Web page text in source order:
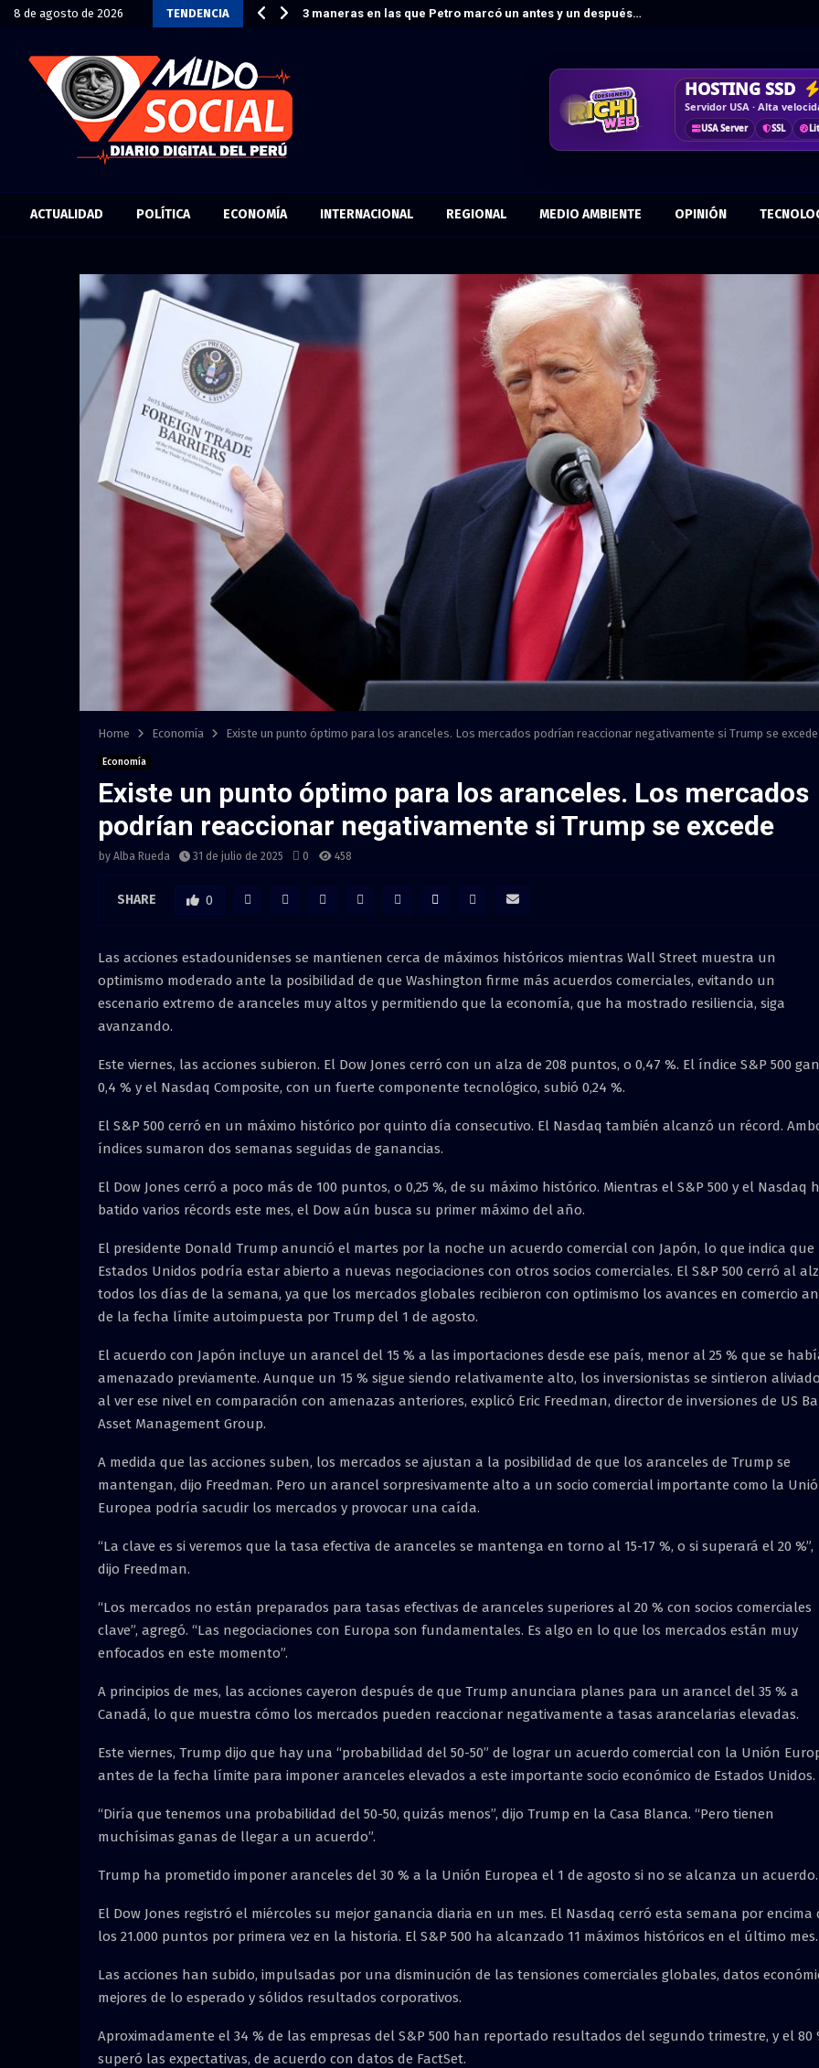
8 de agosto de 2026 TENDENCIA
que Rusia vuelve a enviar… 3 maneras en las que Petro marcó un antes y un después…
HOSTING SSD
Servidor USA · Alta
USA Server SSL
DISEÑO WEB
Vende más por internet ·
Responsive
CRM &
Control · Automatiza ·
KPIs Datos Flujos
CORREO
Más confianza · Marca
Tu dominio Antispam
ACTUALIDAD POLÍTICA ECONOMÍA INTERNACIONAL REGIONAL MEDIO AMBIENTE OPINIÓN
Home Economía Existe un punto óptimo para los aranceles. Los mercados podrían reaccionar negativamente si Trump se excede
Economía
Existe un punto óptimo para los aranceles. Los mercados
podrían reaccionar negativamente si Trump se excede
by Alba Rueda 31 de julio de 2025 0 458
SHARE 0
Las acciones estadounidenses se mantienen cerca de máximos históricos mientras Wall Street muestra un
optimismo moderado ante la posibilidad de que Washington firme más acuerdos comerciales, evitando un
escenario extremo de aranceles muy altos y permitiendo que la economía, que ha mostrado resiliencia, siga
avanzando.
Este viernes, las acciones subieron. El Dow Jones cerró con un alza de 208 puntos, o 0,47 %. El índice S&P 500
0,4 % y el Nasdaq Composite, con un fuerte componente tecnológico, subió 0,24 %.
El S&P 500 cerró en un máximo histórico por quinto día consecutivo. El Nasdaq también alcanzó un récord.
índices sumaron dos semanas seguidas de ganancias.
El Dow Jones cerró a poco más de 100 puntos, o 0,25 %, de su máximo histórico. Mientras el S&P 500 y el Nasdaq
batido varios récords este mes, el Dow aún busca su primer máximo del año.
El presidente Donald Trump anunció el martes por la noche un acuerdo comercial con Japón, lo que indica que
Estados Unidos podría estar abierto a nuevas negociaciones con otros socios comerciales. El S&P 500 cerró al
todos los días de la semana, ya que los mercados globales recibieron con optimismo los avances en comercio
de la fecha límite autoimpuesta por Trump del 1 de agosto.
El acuerdo con Japón incluye un arancel del 15 % a las importaciones desde ese país, menor al 25 % que se
amenazado previamente. Aunque un 15 % sigue siendo relativamente alto, los inversionistas se sintieron
al ver ese nivel en comparación con amenazas anteriores, explicó Eric Freedman, director de inversiones de US
Asset Management Group.
A medida que las acciones suben, los mercados se ajustan a la posibilidad de que los aranceles de Trump se
mantengan, dijo Freedman. Pero un arancel sorpresivamente alto a un socio comercial importante como la
Europea podría sacudir los mercados y provocar una caída.
“La clave es si veremos que la tasa efectiva de aranceles se mantenga en torno al 15-17 %, o si superará el 20 %”,
dijo Freedman.
“Los mercados no están preparados para tasas efectivas de aranceles superiores al 20 % con socios comerciales
clave”, agregó. “Las negociaciones con Europa son fundamentales. Es algo en lo que los mercados están muy
enfocados en este momento”.
A principios de mes, las acciones cayeron después de que Trump anunciara planes para un arancel del 35 % a
Canadá, lo que muestra cómo los mercados pueden reaccionar negativamente a tasas arancelarias elevadas.
Este viernes, Trump dijo que hay una “probabilidad del 50-50” de lograr un acuerdo comercial con la Unión
antes de la fecha límite para imponer aranceles elevados a este importante socio económico de Estados Unidos.
“Diría que tenemos una probabilidad del 50-50, quizás menos”, dijo Trump en la Casa Blanca. “Pero tienen
muchísimas ganas de llegar a un acuerdo”.
Trump ha prometido imponer aranceles del 30 % a la Unión Europea el 1 de agosto si no se alcanza un acuerdo.
El Dow Jones registró el miércoles su mejor ganancia diaria en un mes. El Nasdaq cerró esta semana por encima
los 21.000 puntos por primera vez en la historia. El S&P 500 ha alcanzado 11 máximos históricos en el último mes.
Las acciones han subido, impulsadas por una disminución de las tensiones comerciales globales, datos
mejores de lo esperado y sólidos resultados corporativos.
Aproximadamente el 34 % de las empresas del S&P 500 han reportado resultados del segundo trimestre, y el 80
superó las expectativas, de acuerdo con datos de FactSet.